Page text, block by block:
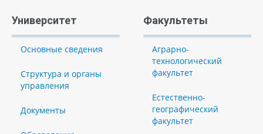
Университет
Основные сведения
Структура и органы
управления
Документы
Факультеты
Аграрно-
технологический
факультет
Естественно-
географический
факультет